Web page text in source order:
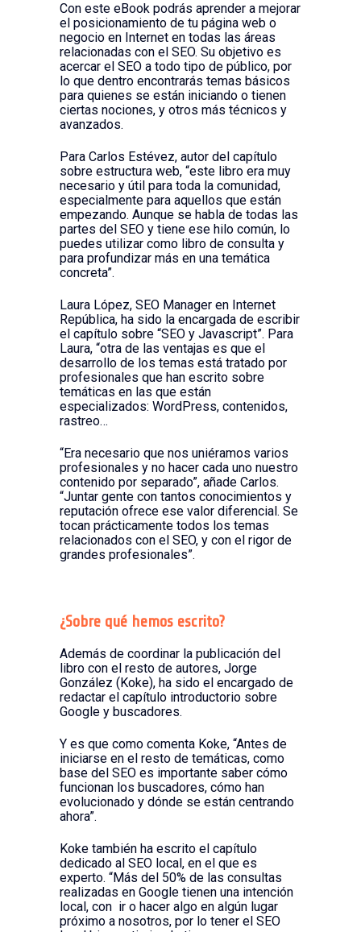
Con este eBook podrás aprender a mejorar
el posicionamiento de tu página web o
negocio en Internet en todas las áreas
relacionadas con el SEO. Su objetivo es
acercar el SEO a todo tipo de público, por
lo que dentro encontrarás temas básicos
para quienes se están iniciando o tienen
ciertas nociones, y otros más técnicos y
avanzados.
Para Carlos Estévez, autor del capítulo
sobre estructura web, “este libro era muy
necesario y útil para toda la comunidad,
especialmente para aquellos que están
empezando. Aunque se habla de todas las
partes del SEO y tiene ese hilo común, lo
puedes utilizar como libro de consulta y
para profundizar más en una temática
concreta”.
Laura López, SEO Manager en Internet
República, ha sido la encargada de escribir
el capítulo sobre “SEO y Javascript”. Para
Laura, “otra de las ventajas es que el
desarrollo de los temas está tratado por
profesionales que han escrito sobre
temáticas en las que están
especializados: WordPress, contenidos,
rastreo…
“Era necesario que nos uniéramos varios
profesionales y no hacer cada uno nuestro
contenido por separado”, añade Carlos.
“Juntar gente con tantos conocimientos y
reputación ofrece ese valor diferencial. Se
tocan prácticamente todos los temas
relacionados con el SEO, y con el rigor de
grandes profesionales”.
¿Sobre qué hemos escrito?
Además de coordinar la publicación del
libro con el resto de autores, Jorge
González (Koke), ha sido el encargado de
redactar el capítulo introductorio sobre
Google y buscadores.
Y es que como comenta Koke, “Antes de
iniciarse en el resto de temáticas, como
base del SEO es importante saber cómo
funcionan los buscadores, cómo han
evolucionado y dónde se están centrando
ahora”.
Koke también ha escrito el capítulo
dedicado al SEO local, en el que es
experto. “Más del 50% de las consultas
realizadas en Google tienen una intención
local, con ir o hacer algo en algún lugar
próximo a nosotros, por lo tener el SEO